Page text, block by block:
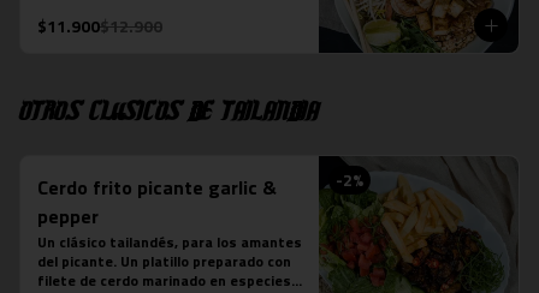
unidades), tofu y pollo. Más jugo
$11.900$12.900
Otros clásicos de Tailandia
-2%
Cerdo frito picante garlic &
pepper
Un clásico tailandés, para los amantes
del picante. Un platillo preparado con
filete de cerdo marinado en especies